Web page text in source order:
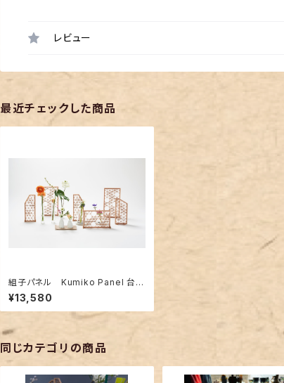
レビュー
最近チェックした商品
組子パネル Kumiko Panel 台
形 一つの価格です
¥13,580
同じカテゴリの商品